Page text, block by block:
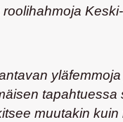
muutakin